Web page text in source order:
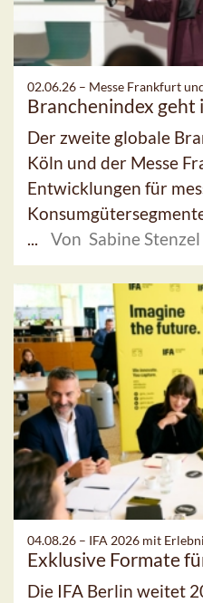
02.06.26 – Messe Frankfurt
Branchenindex geht
Der zweite globale
Köln und der Messe
Entwicklungen für
...
Von Sabine Stenzel
04.08.26 – IFA 2026 mit
Exklusive Formate
Die IFA Berlin weitet